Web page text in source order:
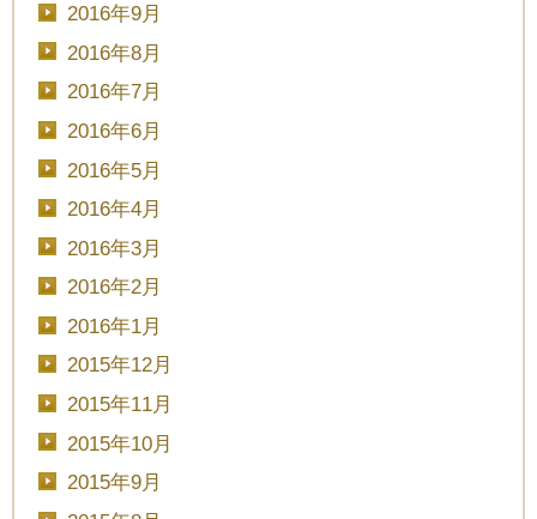
2016年9月
2016年8月
2016年7月
2016年6月
2016年5月
2016年4月
2016年3月
2016年2月
2016年1月
2015年12月
2015年11月
2015年10月
2015年9月